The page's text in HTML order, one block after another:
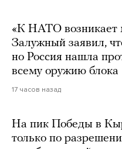
«К НАТО возникает
Залужный заявил,
но Россия нашла
всему оружию блока
17 часов назад
На пик Победы в
только по